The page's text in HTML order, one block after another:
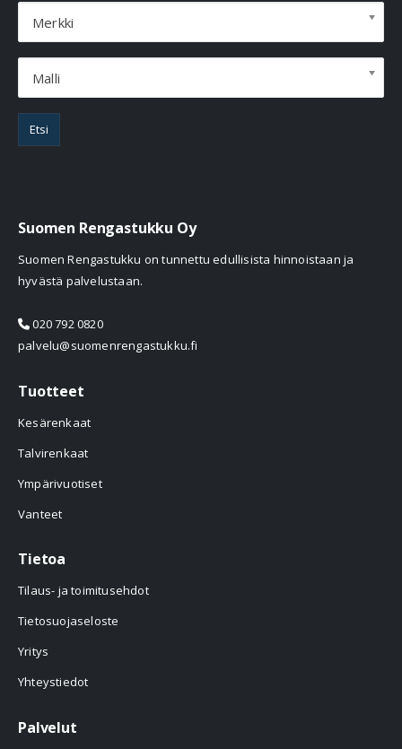
Merkki
Malli
Etsi
Suomen Rengastukku Oy
Suomen Rengastukku on tunnettu edullisista hinnoistaan ja
hyvästä palvelustaan.
020 792 0820
palvelu@suomenrengastukku.fi
Tuotteet
Kesärenkaat
Talvirenkaat
Ympärivuotiset
Vanteet
Tietoa
Tilaus- ja toimitusehdot
Tietosuojaseloste
Yritys
Yhteystiedot
Palvelut